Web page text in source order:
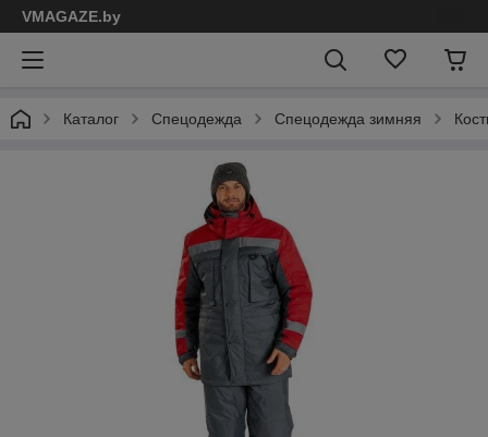
VMAGAZE.by
Каталог Спецодежда Спецодежда зимняя